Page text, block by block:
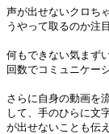
声が出せないクロち
うやって取るのか注
何もできない気まず
回数でコミュニケー
さらに自身の動画を
して、手のひらに文
が出せないことも伝